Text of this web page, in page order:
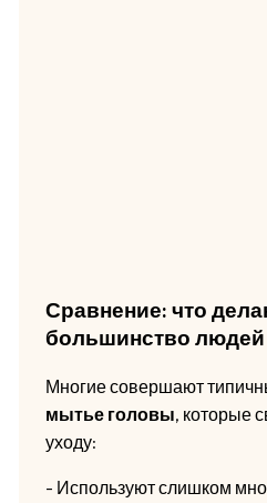
Сравнение: что
большинство людей
Многие совершают
мытье головы, которые
уходу:
- Используют слишком